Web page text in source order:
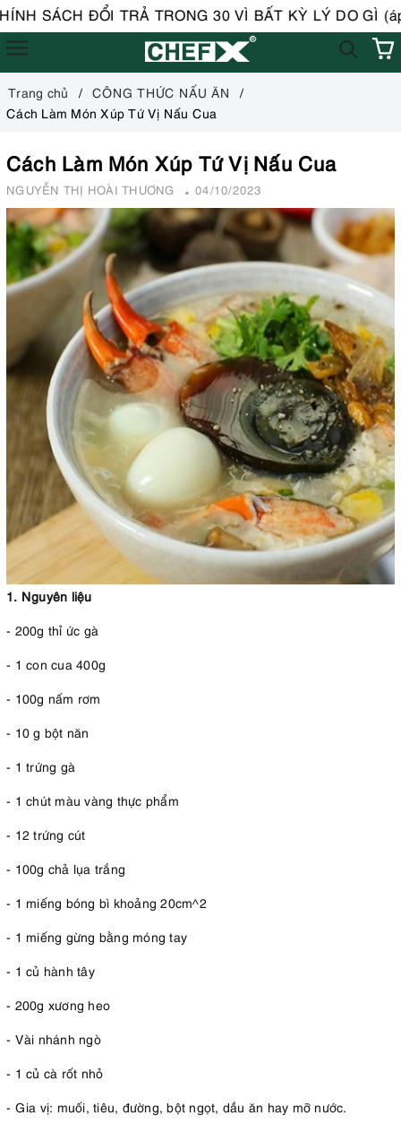
ĐỔI TRẢ TRONG 30 VÌ BẤT KỲ LÝ DO GÌ (áp dụng
Trang chủ
CÔNG THỨC NẤU ĂN
Cách Làm Món Xúp Tứ Vị Nấu Cua
Cách Làm Món Xúp Tứ Vị Nấu Cua
NGUYỄN THỊ HOÀI THƯƠNG 04/10/2023
1. Nguyên liệu
- 200g thỉ ức gà
- 1 con cua 400g
- 100g nấm rơm
- 10 g bột năn
- 1 trứng gà
- 1 chút màu vàng thực phẩm
- 12 trứng cút
- 100g chả lụa trắng
- 1 miếng bóng bì khoảng 20cm^2
- 1 miếng gừng bằng móng tay
- 1 củ hành tây
- 200g xương heo
- Vài nhánh ngò
- 1 củ cà rốt nhỏ
- Gia vị: muối, tiêu, đường, bột ngọt, dầu ăn hay mỡ nước.